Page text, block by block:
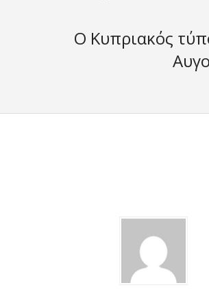
Ο Κυπριακός